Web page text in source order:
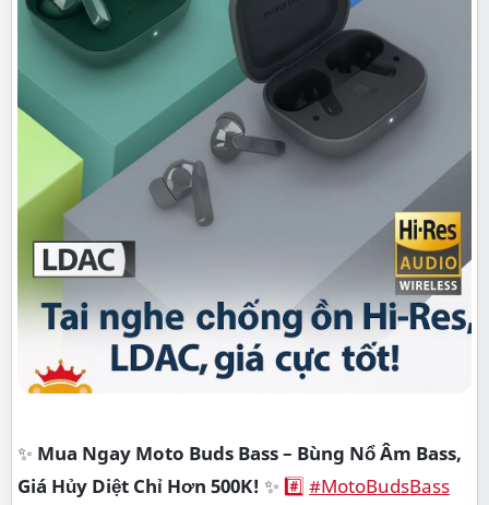
✨ Mua Ngay Moto Buds Bass – Bùng Nổ Âm Bass,
Giá Hủy Diệt Chỉ Hơn 500K! ✨ #️⃣ #MotoBudsBass